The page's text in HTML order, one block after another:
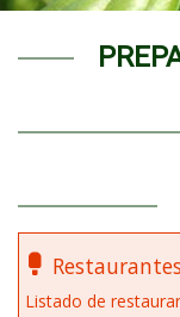
Restaurantes
Listado de